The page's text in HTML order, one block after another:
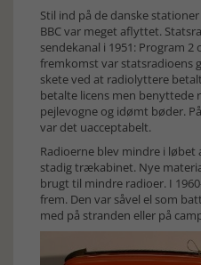
Stil ind på de danske
BBC var meget aflyttet.
sendekanal i 1951: Program
fremkomst var statsradioens
skete ved at radiolyttere
betalte licens men benyttede
pejlevogne og idømt bøder.
var det uacceptabelt.
Radioerne blev mindre i løbet
stadig trækabinet. Nye
brugt til mindre radioer. I
frem. Den var såvel el som
med på stranden eller på